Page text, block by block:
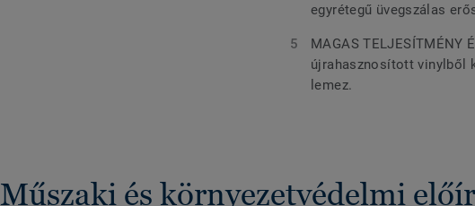
egyrétegű üvegszálas
MAGAS TELJESÍTMÉNY
újrahasznosított vinylből
lemez.
Műszaki és környezetvédelmi